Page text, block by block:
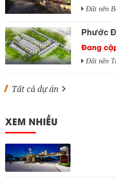
Đất nền
Phước
Đang
Đất nền
Tất cả dự án
XEM NHIỀU